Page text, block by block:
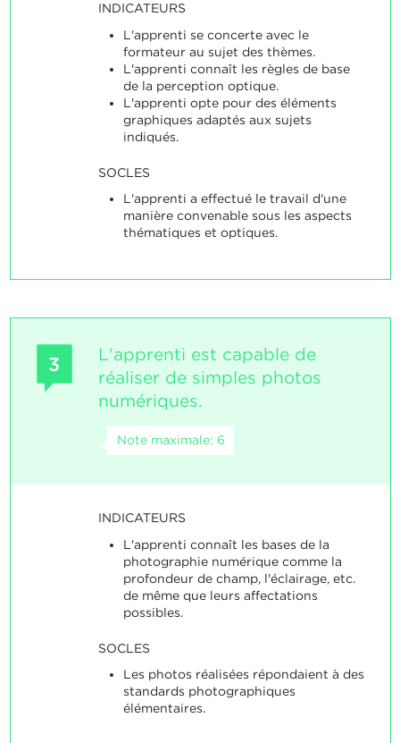
INDICATEURS
L'apprenti se concerte avec le
formateur au sujet des thèmes.
L'apprenti connaît les règles de base
de la perception optique.
L'apprenti opte pour des éléments
graphiques adaptés aux sujets
indiqués.
SOCLES
L'apprenti a effectué le travail d'une
manière convenable sous les aspects
thématiques et optiques.
3
L'apprenti est capable de
réaliser de simples photos
numériques.
Note maximale: 6
INDICATEURS
L'apprenti connaît les bases de la
photographie numérique comme la
profondeur de champ, l'éclairage, etc.
de même que leurs affectations
possibles.
SOCLES
Les photos réalisées répondaient à des
standards photographiques
élémentaires.